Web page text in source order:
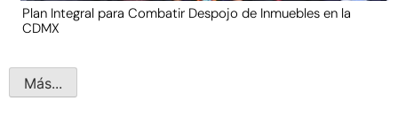
Plan Integral para Combatir Despojo de Inmuebles en la
CDMX
Más...